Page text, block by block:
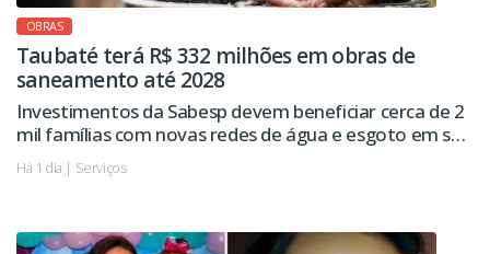
OBRAS
Taubaté terá R$ 332 milhões em obras de
saneamento até 2028
Investimentos da Sabesp devem beneficiar cerca de 2
mil famílias com novas redes de água e esgoto em seis
regiões da cidade.
Há 1 dia | Serviços